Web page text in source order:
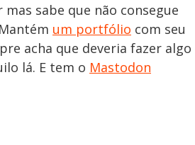
mas sabe que não consegue
um portfólio com seu
acha que deveria fazer algo
lá. E tem o Mastodon